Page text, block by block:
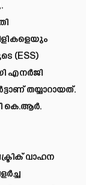
(ESS)
എനർജി
തയ്യാറായത്.
കെ.ആർ.
വാഹന